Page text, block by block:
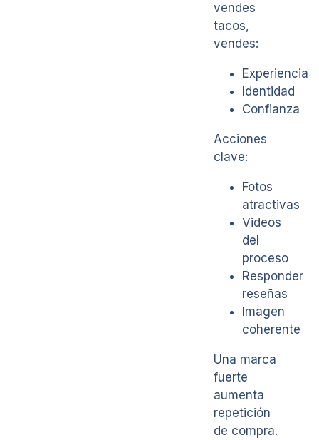
vendes
tacos,
vendes:
Experiencia
Identidad
Confianza
Acciones
clave:
Fotos
atractivas
Videos
del
proceso
Responder
reseñas
Imagen
coherente
Una marca
fuerte
aumenta
repetición
de compra.